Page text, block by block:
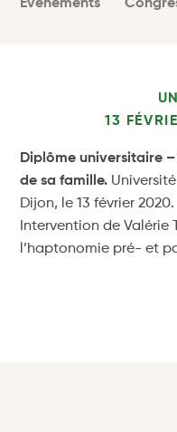
Événements
13
Diplôme universitaire
de sa famille.
Dijon, le 13 février 2020.
Intervention de Valérie
l’haptonomie pré- et